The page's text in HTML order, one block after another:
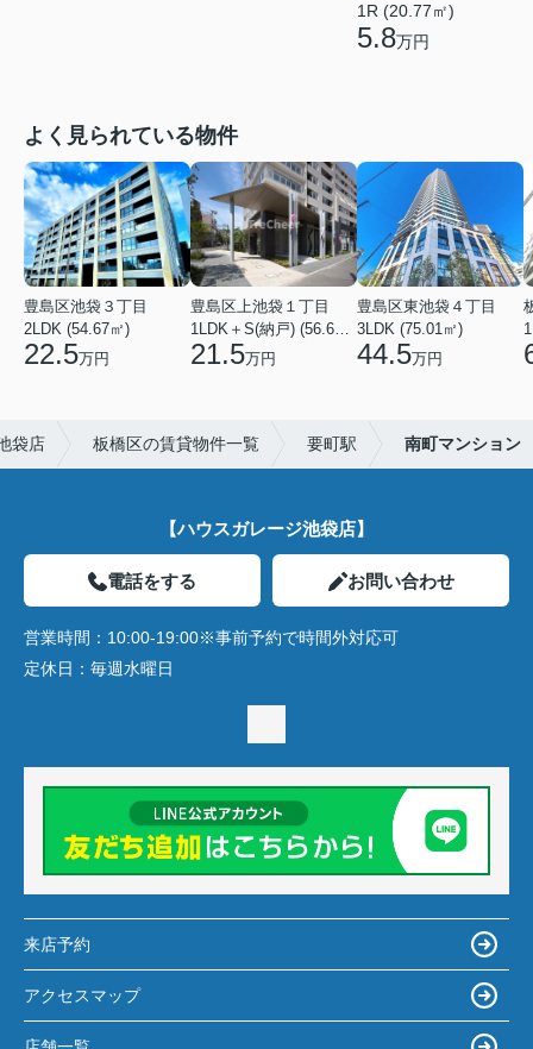
1R (20.77㎡)
5.8万円
よく見られている物件
豊島区池袋３丁目
2LDK (54.67㎡)
22.5万円
豊島区上池袋１丁目
1LDK＋S(納戸) (56.61㎡)
21.5万円
豊島区東池袋４丁目
3LDK (75.01㎡)
44.5万円
袋店 板橋区の賃貸物件一覧 要町駅 南町マンション
【ハウスガレージ池袋店】
電話をする お問い合わせ
営業時間： 10:00-19:00※事前予約で時間外対応可
定休日： 毎週水曜日
来店予約
アクセスマップ